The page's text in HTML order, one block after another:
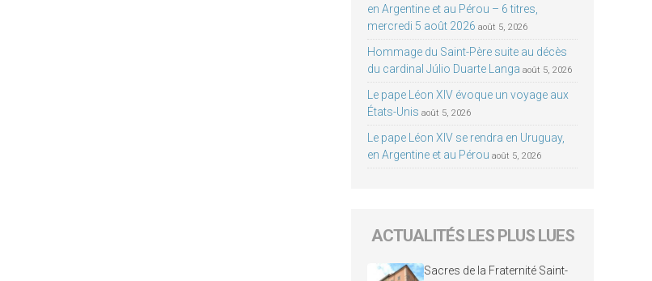
en Argentine et au Pérou – 6 titres,
mercredi 5 août 2026 août 5, 2026
Hommage du Saint-Père suite au décès
du cardinal Júlio Duarte Langa août 5, 2026
Le pape Léon XIV évoque un voyage aux
États-Unis août 5, 2026
Le pape Léon XIV se rendra en Uruguay,
en Argentine et au Pérou août 5, 2026
ACTUALITÉS LES PLUS LUES
Sacres de la Fraternité Saint-